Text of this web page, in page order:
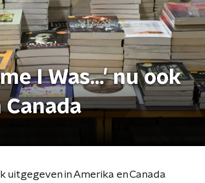
I Was...' nu ook
uitgegeven in Amerika en Canada